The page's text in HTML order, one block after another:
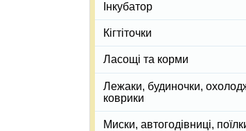
Інкубатор
Кігтіточки
Ласощі та корми
Лежаки, будиночки,
коврики
Миски, автогодівниці,